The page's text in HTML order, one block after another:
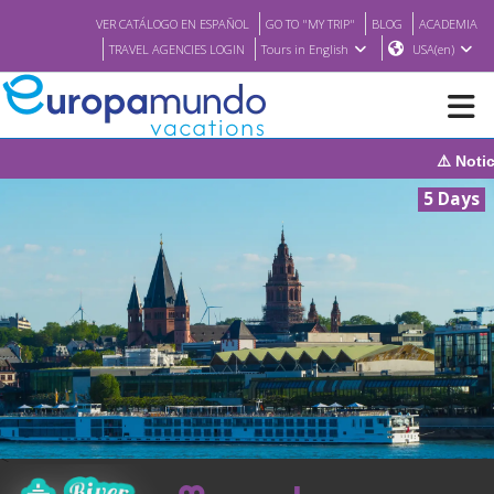
VER CATÁLOGO EN ESPAÑOL GO TO "MY TRIP" BLOG
ACADEMIA
TRAVEL AGENCIES LOGIN
Tours in English USA(en)
BROCHURE PDF
WHERE TO BUY
FEATURED
ABOUT US
⚠️ Notice: The
5 Days
<